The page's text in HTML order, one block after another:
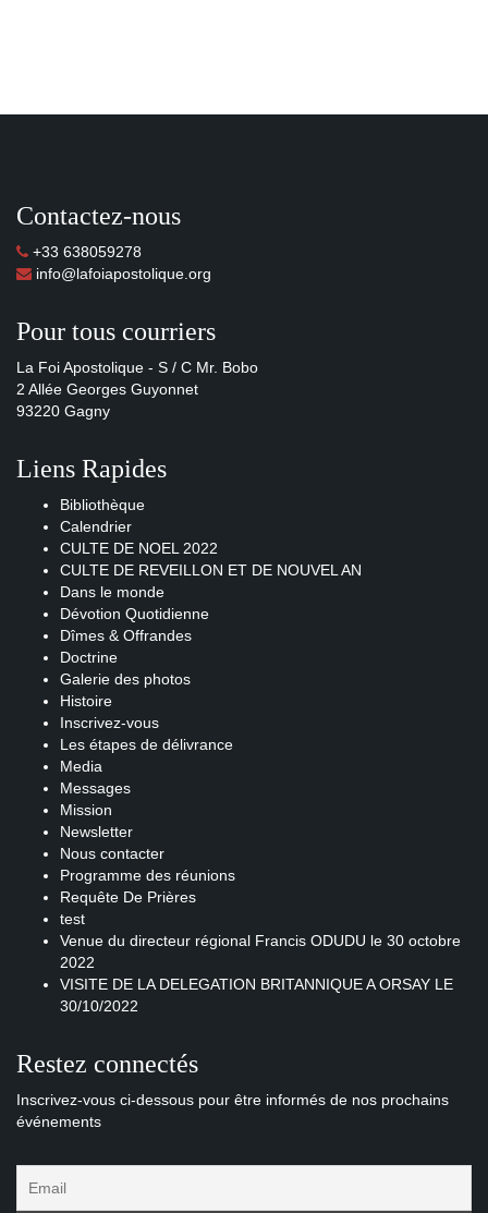
Contactez-nous
+33 638059278
info@lafoiapostolique.org
Pour tous courriers
La Foi Apostolique - S / C Mr. Bobo
2 Allée Georges Guyonnet
93220 Gagny
Liens Rapides
Bibliothèque
Calendrier
CULTE DE NOEL 2022
CULTE DE REVEILLON ET DE NOUVEL AN
Dans le monde
Dévotion Quotidienne
Dîmes & Offrandes
Doctrine
Galerie des photos
Histoire
Inscrivez-vous
Les étapes de délivrance
Media
Messages
Mission
Newsletter
Nous contacter
Programme des réunions
Requête De Prières
test
Venue du directeur régional Francis ODUDU le 30 octobre
2022
VISITE DE LA DELEGATION BRITANNIQUE A ORSAY LE
30/10/2022
Restez connectés
Inscrivez-vous ci-dessous pour être informés de nos prochains
événements